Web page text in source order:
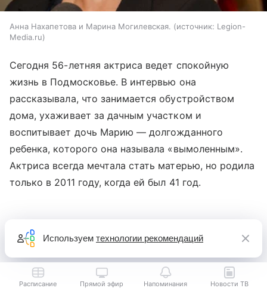
Анна Нахапетова и Марина Могилевская. источник: Legion-
Media.ru
Сегодня 56-летняя актриса ведет спокойную
жизнь в Подмосковье. В интервью она
рассказывала, что занимается обустройством
дома, ухаживает за дачным участком и
воспитывает дочь Марию — долгожданного
ребенка, которого она называла «вымоленным».
Актриса всегда мечтала стать матерью, но родила
только в 2011 году, когда ей был 41 год.
Расписание Прямой эфир Напоминания Новости ТВ
Используем технологии рекомендаций